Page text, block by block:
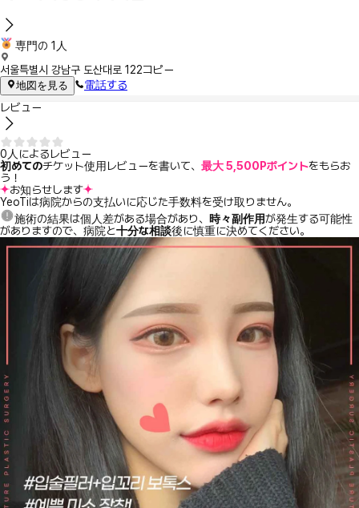
専門の 1人
서울특별시 강남구 도산대로 122コピー
地図を見る
電話する
レビュー
0人によるレビュー
初めてのチケット使用レビューを書いて、 最大 5,500Pポイントをもらお
う！
お知らせします
YeoTiは病院からの支払いに応じた手数料を受け取りません。
施術の結果は個人差がある場合があり、 時々副作用が発生する可能性
がありますので、病院と十分な相談後に慎重に決めてください。